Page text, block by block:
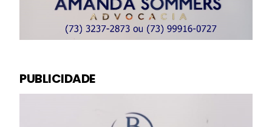
PUBLICIDADE